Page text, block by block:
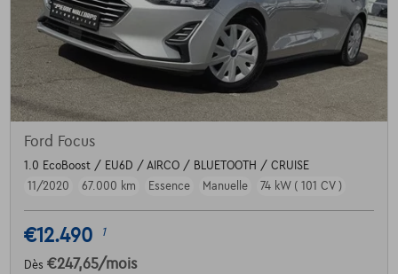
Ford Focus
1.0 EcoBoost / EU6D / AIRCO / BLUETOOTH / CRUISE
11/2020
67.000 km Essence Manuelle 74 kW ( 101 CV )
€12.490 1
Dès €247,65/mois